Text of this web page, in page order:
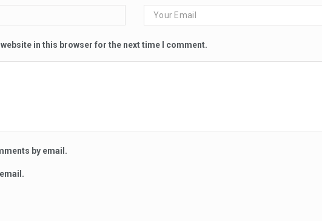
in this browser for the next time I comment.
by email.